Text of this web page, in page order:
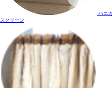
ハニ
スクリーン